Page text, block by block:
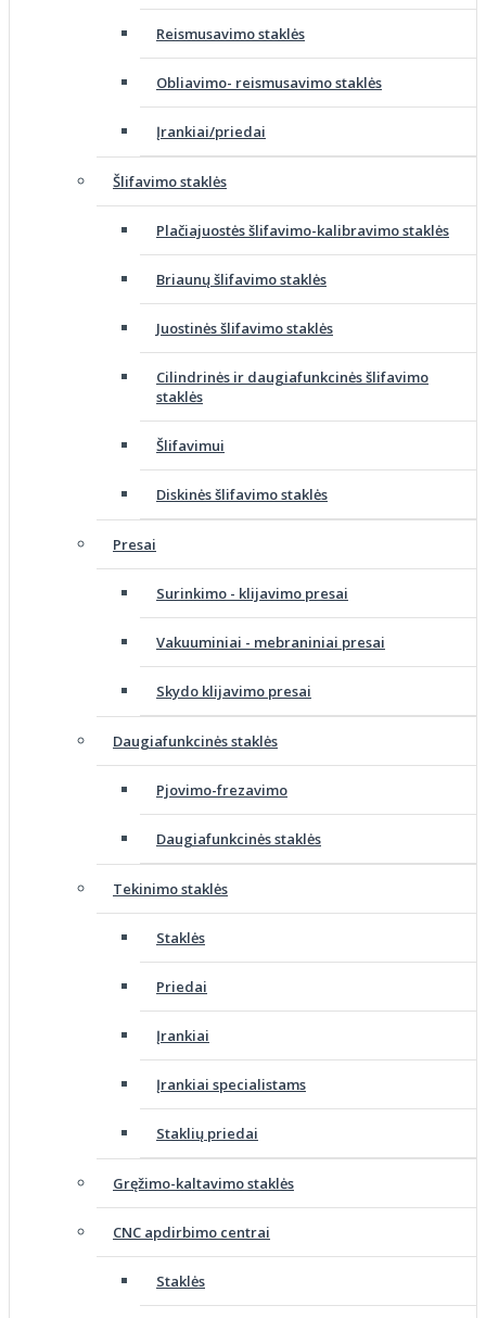
Reismusavimo staklės
Obliavimo- reismusavimo staklės
Įrankiai/priedai
Šlifavimo staklės
Plačiajuostės šlifavimo-kalibravimo staklės
Briaunų šlifavimo staklės
Juostinės šlifavimo staklės
Cilindrinės ir daugiafunkcinės šlifavimo
staklės
Šlifavimui
Diskinės šlifavimo staklės
Presai
Surinkimo - klijavimo presai
Vakuuminiai - mebraniniai presai
Skydo klijavimo presai
Daugiafunkcinės staklės
Pjovimo-frezavimo
Daugiafunkcinės staklės
Tekinimo staklės
Staklės
Priedai
Įrankiai
Įrankiai specialistams
Staklių priedai
Gręžimo-kaltavimo staklės
CNC apdirbimo centrai
Staklės